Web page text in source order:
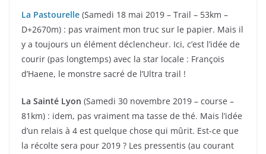
La Pastourelle (Samedi 18 mai 2019 – Trail – 53km –
D+2670m) : pas vraiment mon truc sur le papier. Mais il
y a toujours un élément déclencheur. Ici, c’est l’idée de
courir (pas longtemps) avec la star locale : François
d’Haene, le monstre sacré de l’Ultra trail !
La Sainté Lyon (Samedi 30 novembre 2019 – course –
81km) : idem, pas vraiment ma tasse de thé. Mais l’idée
d’un relais à 4 est quelque chose qui mûrit. Est-ce que
la récolte sera pour 2019 ? Les pressentis (au courant